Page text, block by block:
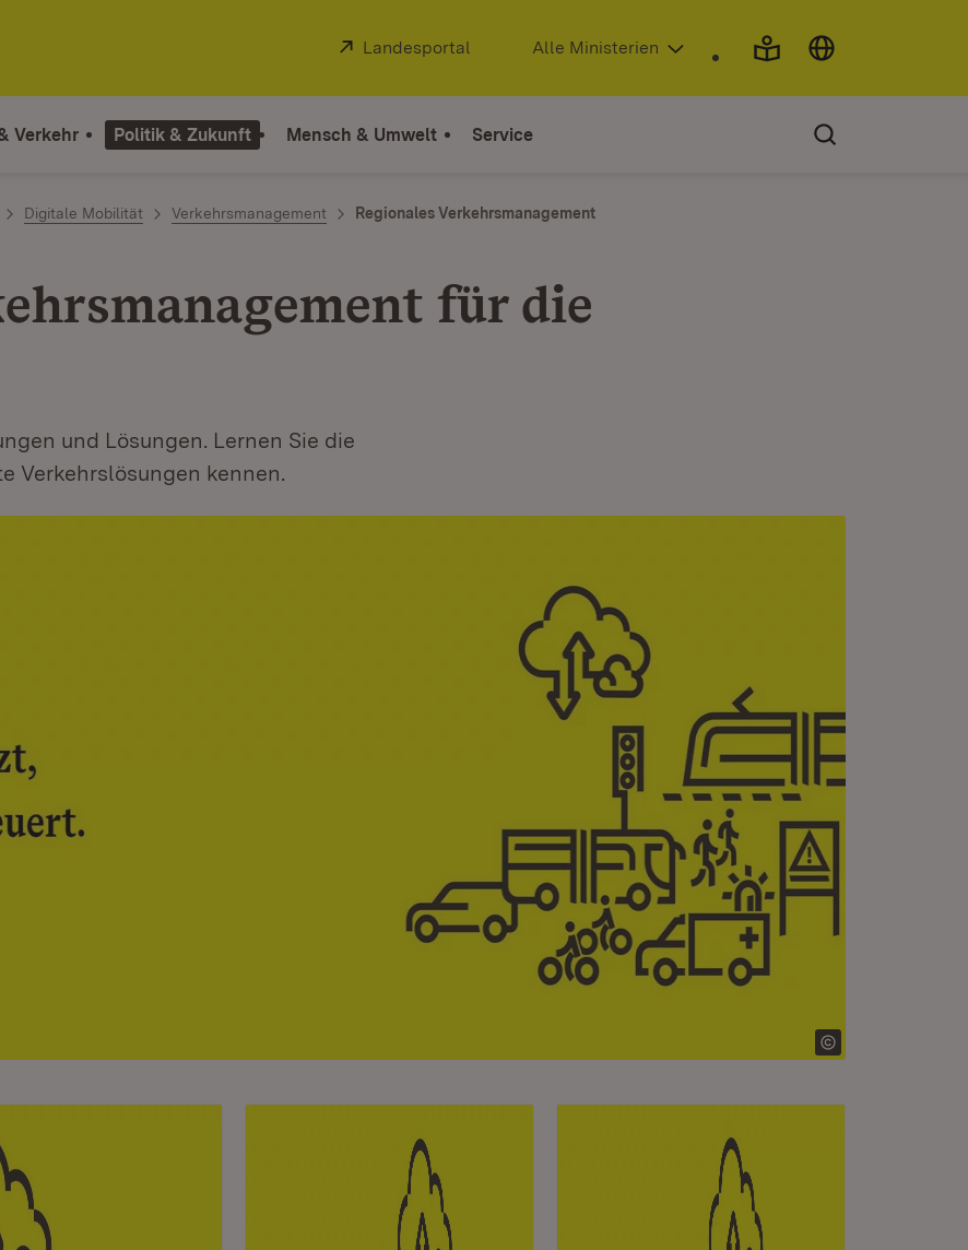
Extern:
Landesportal (Öffnet in neuem Fenster)
Alle Ministerien
Verkehr Politik & Zukunft Mensch & Umwelt Service
Digitale Mobilität Verkehrsmanagement Regionales Verkehrsmanagement
für die
und Lösungen. Lernen Sie die
Verkehrslösungen kennen.